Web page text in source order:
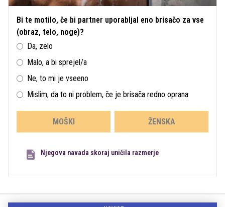
Bi te motilo, če bi partner uporabljal eno brisačo za vse
(obraz, telo, noge)?
Da, zelo
Malo, a bi sprejel/a
Ne, to mi je vseeno
Mislim, da to ni problem, če je brisača redno oprana
MOŠKI ŽENSKA
Njegova navada skoraj uničila razmerje